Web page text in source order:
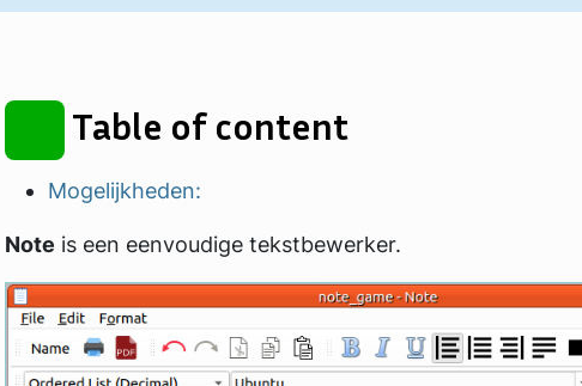
Table of content
Mogelijkheden:
Note is een eenvoudige tekstbewerker.